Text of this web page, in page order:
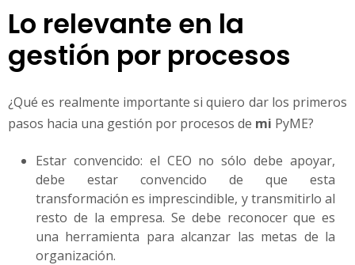
Lo relevante en la
gestión por procesos
¿Qué es realmente importante si quiero dar los primeros
pasos hacia una gestión por procesos de mi PyME?
Estar convencido: el CEO no sólo debe apoyar,
debe estar convencido de que esta
transformación es imprescindible, y transmitirlo al
resto de la empresa. Se debe reconocer que es
una herramienta para alcanzar las metas de la
organización.